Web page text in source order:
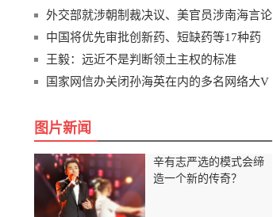
外交部就涉朝制裁决议、美官员涉南海言论
中国将优先审批创新药、短缺药等17种药
品
王毅：远近不是判断领土主权的标准
国家网信办关闭孙海英在内的多名网络大V
图片新闻
辛有志严选的模式会缔
造一个新的传奇？